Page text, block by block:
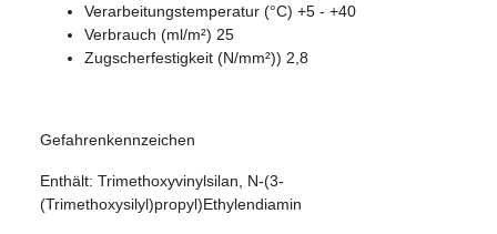
Verarbeitungstemperatur (°C) +5 - +40
Verbrauch (ml/m²) 25
Zugscherfestigkeit (N/mm²)) 2,8
Gefahrenkennzeichen
Enthält: Trimethoxyvinylsilan, N-(3-
(Trimethoxysilyl)propyl)Ethylendiamin